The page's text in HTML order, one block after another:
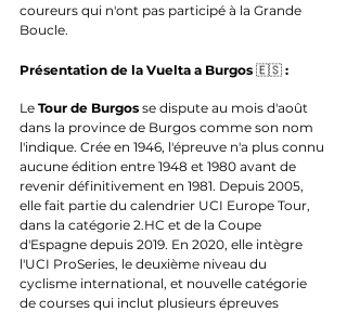
coureurs qui n'ont pas participé à la Grande
Boucle.
Présentation de la Vuelta a Burgos 🇪🇸 :
Le Tour de Burgos se dispute au mois d'août
dans la province de Burgos comme son nom
l'indique. Crée en 1946, l'épreuve n'a plus connu
aucune édition entre 1948 et 1980 avant de
revenir définitivement en 1981. Depuis 2005,
elle fait partie du calendrier UCI Europe Tour,
dans la catégorie 2.HC et de la Coupe
d'Espagne depuis 2019. En 2020, elle intègre
l'UCI ProSeries, le deuxième niveau du
cyclisme international, et nouvelle catégorie
de courses qui inclut plusieurs épreuves